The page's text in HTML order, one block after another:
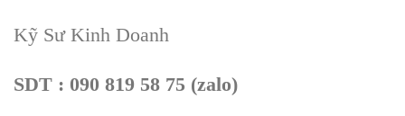
Kỹ Sư Kinh Doanh
SDT : 090 819 58 75 (zalo)